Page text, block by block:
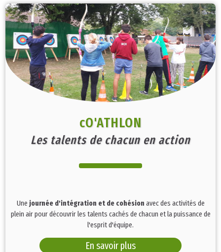
cO'ATHLON
Les talents de chacun en action
Une journée d'intégration et de cohésion avec des activités de
plein air pour découvrir les talents cachés de chacun et la puissance de
l'esprit d'équipe.
En savoir plus